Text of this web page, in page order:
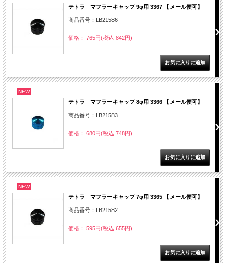
テトラ マフラーキャップ 9φ用 3367 【メール便可】
商品番号：LB21586
価格： 765円(税込 842円)
NEW
テトラ マフラーキャップ 8φ用 3366 【メール便可】
商品番号：LB21583
価格： 680円(税込 748円)
NEW
テトラ マフラーキャップ 7φ用 3365 【メール便可】
商品番号：LB21582
価格： 595円(税込 655円)